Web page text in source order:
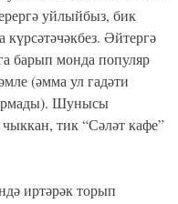
уйлыйбыз, бик
Әйтергә
барып монда популяр
(әмма ул гадәти
Шунысы
тик “Сәләт кафе”
иртәрәк торып